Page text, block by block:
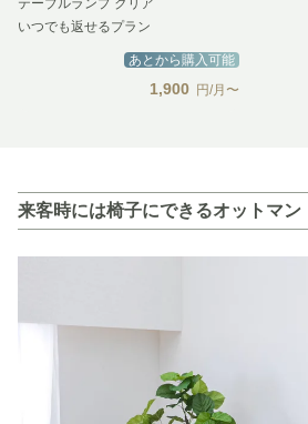
テーブルランプ クリア
いつでも返せるプラン
あとから購入可能
1,900 円/月〜
来客時には椅子にできるオットマン